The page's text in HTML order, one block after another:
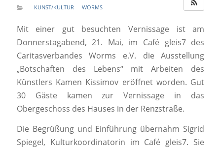
KUNST/KULTUR
WORMS
Mit einer gut besuchten Vernissage ist am
Donnerstagabend, 21. Mai, im Café gleis7 des
Caritasverbandes Worms e.V. die Ausstellung
„Botschaften des Lebens“ mit Arbeiten des
Künstlers Kamen Kissimov eröffnet worden. Gut
30 Gäste kamen zur Vernissage in das
Obergeschoss des Hauses in der Renzstraße.
Die Begrüßung und Einführung übernahm Sigrid
Spiegel, Kulturkoordinatorin im Café gleis7. Sie